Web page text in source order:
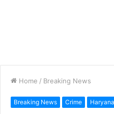
Home / Breaking News
Breaking News Crime